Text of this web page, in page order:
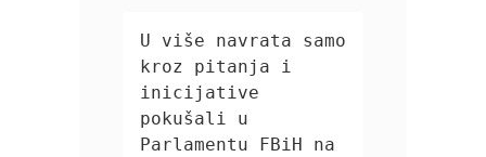
U više navrata samo
kroz pitanja i
inicijative
pokušali u
Parlamentu FBiH na